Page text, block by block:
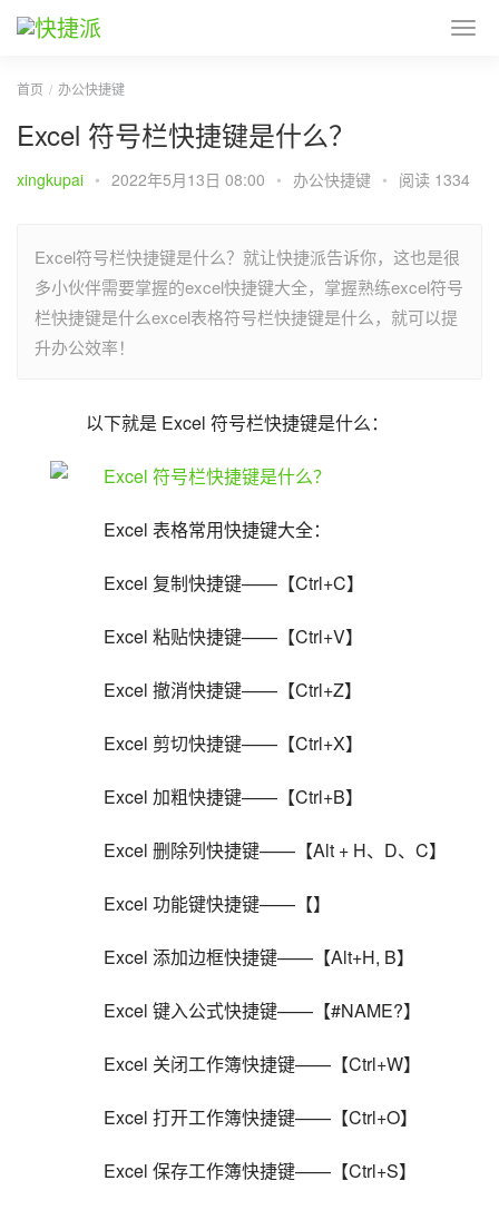
首页 办公快捷键
Excel 符号栏快捷键是什么？
xingkupai • 2022年5月13日 08:00 • 办公快捷键 • 阅读 1334
Excel符号栏快捷键是什么？就让快捷派告诉你，这也是很
多小伙伴需要掌握的excel快捷键大全，掌握熟练excel符号
栏快捷键是什么excel表格符号栏快捷键是什么，就可以提
升办公效率！
以下就是 Excel 符号栏快捷键是什么：
    Excel 表格常用快捷键大全：
    Excel 复制快捷键——【Ctrl+C】
    Excel 粘贴快捷键——【Ctrl+V】
    Excel 撤消快捷键——【Ctrl+Z】
    Excel 剪切快捷键——【Ctrl+X】
    Excel 加粗快捷键——【Ctrl+B】
    Excel 删除列快捷键——【Alt + H、D、C】
    Excel 功能键快捷键——【】
    Excel 添加边框快捷键——【Alt+H, B】
    Excel 键入公式快捷键——【#NAME?】
    Excel 关闭工作簿快捷键——【Ctrl+W】
    Excel 打开工作簿快捷键——【Ctrl+O】
    Excel 保存工作簿快捷键——【Ctrl+S】